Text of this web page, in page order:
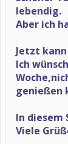
lebendig.
Aber ich
Jetzt
Ich
genießen
In diesem
Viele